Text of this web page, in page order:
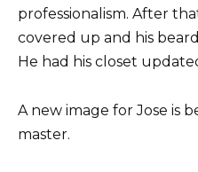
professionalism. After
covered up and his
He had his closet
A new image for Jose is
master.